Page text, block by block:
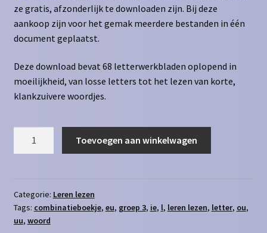
ze gratis, afzonderlijk te downloaden zijn. Bij deze
aankoop zijn voor het gemak meerdere bestanden in één
document geplaatst.
Deze download bevat 68 letterwerkbladen oplopend in
moeilijkheid, van losse letters tot het lezen van korte,
klankzuivere woordjes.
ie
l
ou
Toevoegen aan winkelwagen
Categorie: Leren lezen
Tags: combinatieboekje, eu, groep 3, ie, l, leren lezen, letter, ou,
uu, woord